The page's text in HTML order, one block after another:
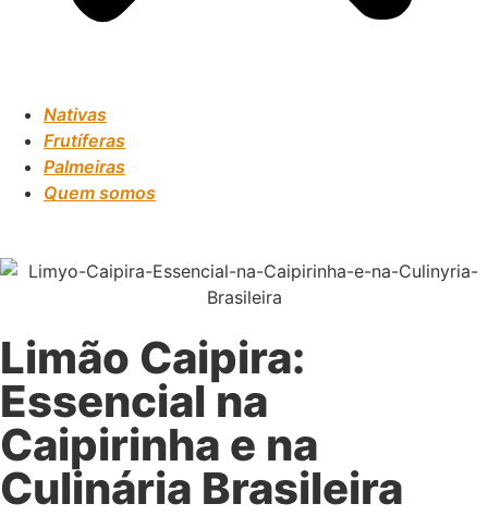
Nativas
Frutíferas
Palmeiras
Quem somos
Limão Caipira:
Essencial na
Caipirinha e na
Culinária Brasileira